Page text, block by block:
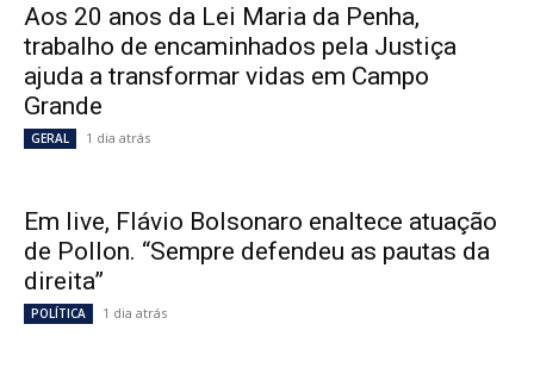
Aos 20 anos da Lei Maria da Penha,
trabalho de encaminhados pela Justiça
ajuda a transformar vidas em Campo
Grande
GERAL 1 dia atrás
Em live, Flávio Bolsonaro enaltece atuação
de Pollon. “Sempre defendeu as pautas da
direita”
POLÍTICA 1 dia atrás